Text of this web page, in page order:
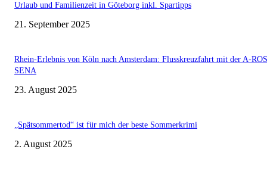
Urlaub und Familienzeit in Göteborg inkl. Spartipps
21. September 2025
Rhein-Erlebnis von Köln nach Amsterdam: Flusskreuzfahrt mit der A-
SENA
23. August 2025
„Spätsommertod“ ist für mich der beste Sommerkrimi
2. August 2025